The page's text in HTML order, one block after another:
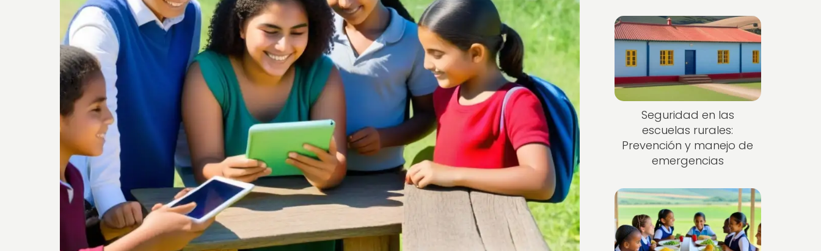
Seguridad en las
escuelas rurales:
Prevención y manejo de
emergencias